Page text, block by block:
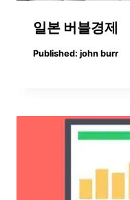
일본 버블경제
Published: john burr